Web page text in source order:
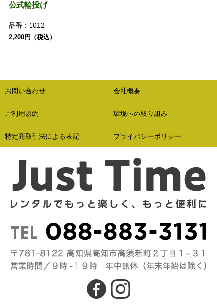
公式輪投げ
品番： 1012
2,200円（税込）
お問い合わせ 会社概要
ご利用規約 環境への取り組み
特定商取引法による表記 プライバシーポリシー